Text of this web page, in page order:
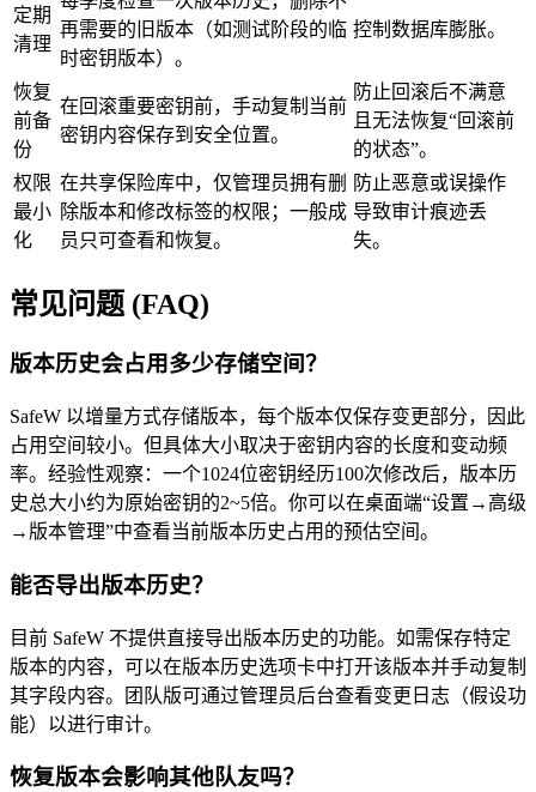
定期
清理
再需要的旧版本（如测试阶段的临
时密钥版本）。
控制数据库膨胀。
恢复
前备
份
在回滚重要密钥前，手动复制当前
密钥内容保存到安全位置。
防止回滚后不满意
且无法恢复“回滚前
的状态”。
权限
最小
化
在共享保险库中，仅管理员拥有删
除版本和修改标签的权限；一般成
员只可查看和恢复。
防止恶意或误操作
导致审计痕迹丢
失。
常见问题 (FAQ)
版本历史会占用多少存储空间？
SafeW 以增量方式存储版本，每个版本仅保存变更部分，因此
占用空间较小。但具体大小取决于密钥内容的长度和变动频
率。经验性观察：一个1024位密钥经历100次修改后，版本历
史总大小约为原始密钥的2~5倍。你可以在桌面端“设置→高级
→版本管理”中查看当前版本历史占用的预估空间。
能否导出版本历史？
目前 SafeW 不提供直接导出版本历史的功能。如需保存特定
版本的内容，可以在版本历史选项卡中打开该版本并手动复制
其字段内容。团队版可通过管理员后台查看变更日志（假设功
能）以进行审计。
恢复版本会影响其他队友吗？